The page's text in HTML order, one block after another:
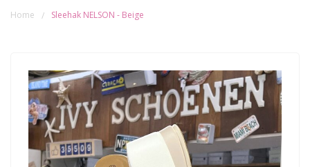
Home / Sleehak NELSON - Beige